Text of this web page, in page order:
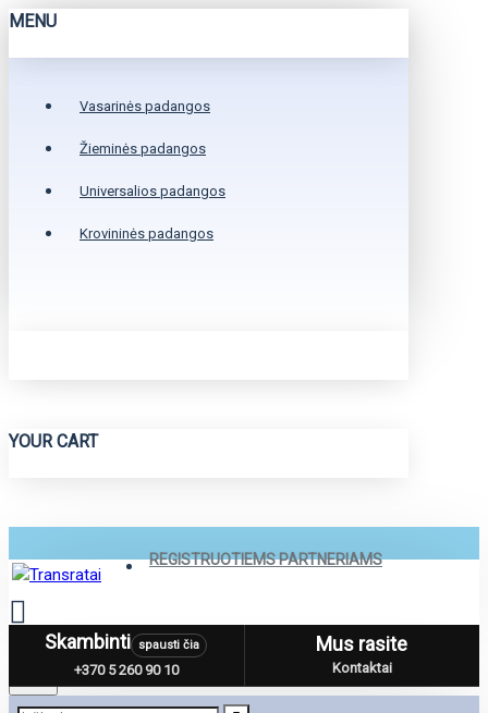
MENU
Vasarinės padangos
Žieminės padangos
Universalios padangos
Krovininės padangos
YOUR CART
REGISTRUOTIEMS PARTNERIAMS
MenuSkambinti spausti čia
+370 5 260 90 10
Mus rasite
Kontaktai